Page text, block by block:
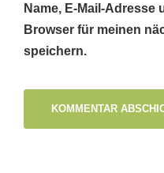
Name, E-Mail-Adresse
Browser für meinen
speichern.